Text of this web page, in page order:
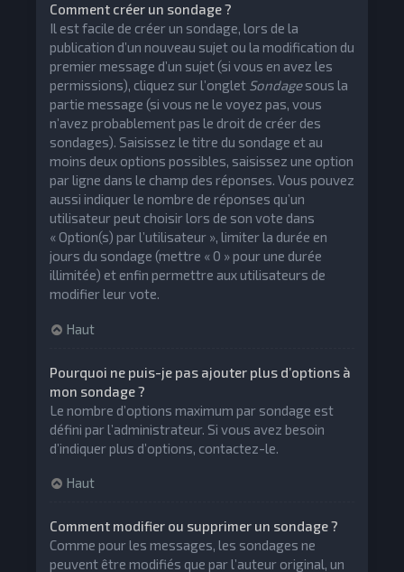
Comment créer un sondage ?
Il est facile de créer un sondage, lors de la
publication d’un nouveau sujet ou la modification du
premier message d’un sujet (si vous en avez les
permissions), cliquez sur l’onglet Sondagesous la
partie message (si vous ne le voyez pas, vous
n’avez probablement pas le droit de créer des
sondages). Saisissez le titre du sondage et au
moins deux options possibles, saisissez une option
par ligne dans le champ des réponses. Vous pouvez
aussi indiquer le nombre de réponses qu’un
utilisateur peut choisir lors de son vote dans
« Option(s) par l’utilisateur », limiter la durée en
jours du sondage (mettre « 0 » pour une durée
illimitée) et enfin permettre aux utilisateurs de
modifier leur vote.
Haut
Pourquoi ne puis-je pas ajouter plus d’options à
mon sondage ?
Le nombre d’options maximum par sondage est
défini par l’administrateur. Si vous avez besoin
d’indiquer plus d’options, contactez-le.
Haut
Comment modifier ou supprimer un sondage ?
Comme pour les messages, les sondages ne
peuvent être modifiés que par l’auteur original, un